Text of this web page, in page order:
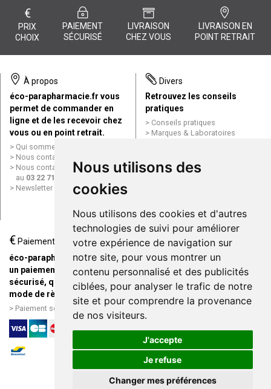
Nous utilisons des
cookies
Nous utilisons des cookies et d'autres
technologies de suivi pour améliorer
votre expérience de navigation sur
notre site, pour vous montrer un
contenu personnalisé et des publicités
ciblées, pour analyser le trafic de notre
site et pour comprendre la provenance
de nos visiteurs.
J'accepte
Je refuse
Changer mes préférences
€
PRIX
CHOIX
PAIEMENT
SÉCURISÉ
LIVRAISON
CHEZ VOUS
LIVRAISON EN
POINT RETRAIT
À propos
éco-parapharmacie.fr vous
permet de commander en
ligne et de les recevoir chez
vous ou en point retrait.
Qui sommes nous ?
Nous contacter par e-mail
Nous contacter par téléphone
au 03 22 71 64 10
Newsletter
Divers
Retrouvez les conseils
pratiques
Conseils pratiques
Marques & Laboratoires
Mentions légales
Données personnelles
ligne
€ Paiement
éco-parapharmacie.fr offre
un paiement entièrement
sécurisé, quel que soit le
mode de règlement
Paiement sécurisé et simple
Livraison / Point retrait
Commandez en ligne et
recevez votre commande
rapidement chez vous ou en
point retrait
Livraison chez vous ou en